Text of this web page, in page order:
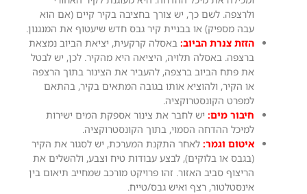
ולרצפה. לשם כך, יש צורך בחציבה בקיר קיים (אם הוא
עבה מספיק) או בבניית קיר גבס חדש שיעטוף את המנגנון.
הזזת צנרת הביוב:באסלה קרקעית, יציאת הביוב נמצאת
ברצפה. באסלה תלויה, היציאה היא מהקיר. לכן, יש לבטל
את פתח הביוב ברצפה, להעביר את הצינור בתוך הרצפה
או הקיר, ולהוציא אותו בגובה המתאים בקיר, בהתאם
למפרט הקונסטרוקציה.
חיבור מים:יש לחבר את צינור אספקת המים ישירות
למיכל ההדחה הסמוי, בתוך הקונסטרוקציה.
איטום וגמר: לאחר התקנת המערכת, יש לסגור את הקיר
(בגבס או בלוקים), לבצע עבודות טיח וצבע, ולהשלים את
הריצוף סביב האזור. זהו פרויקט מורכב שמחייב תיאום בין
אינסטלטור, רצף ואיש גבס/טייח.